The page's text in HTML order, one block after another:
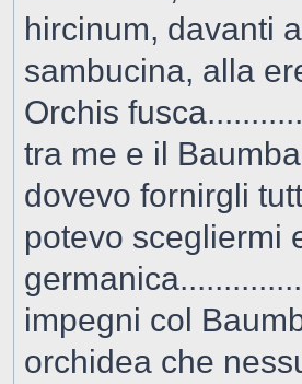
hircinum, davanti
sambucina, alla
Orchis
tra me e il
dovevo fornirgli
potevo scegliermi
impegni col
orchidea che